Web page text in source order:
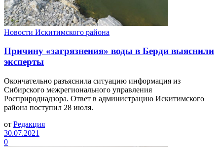
Новости Искитимского района
Причину «загрязнения» воды в Берди выяснили
эксперты
Окончательно разъяснила ситуацию информация из
Сибирского межрегионального управления
Росприроднадзора. Ответ в администрацию Искитимского
района поступил 28 июля.
от Редакция
30.07.2021
0